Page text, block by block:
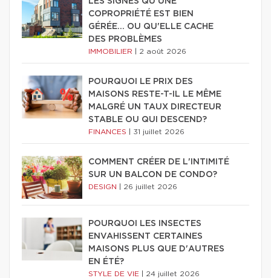
COPROPRIÉTÉ EST BIEN
GÉRÉE… OU QU'ELLE CACHE
DES PROBLÈMES
IMMOBILIER 2 août 2026
POURQUOI LE PRIX DES
MAISONS RESTE-T-IL LE MÊME
MALGRÉ UN TAUX DIRECTEUR
STABLE OU QUI DESCEND?
FINANCES 31 juillet 2026
COMMENT CRÉER DE L'INTIMITÉ
SUR UN BALCON DE CONDO?
DESIGN 26 juillet 2026
POURQUOI LES INSECTES
ENVAHISSENT CERTAINES
MAISONS PLUS QUE D'AUTRES
EN ÉTÉ?
STYLE DE VIE 24 juillet 2026